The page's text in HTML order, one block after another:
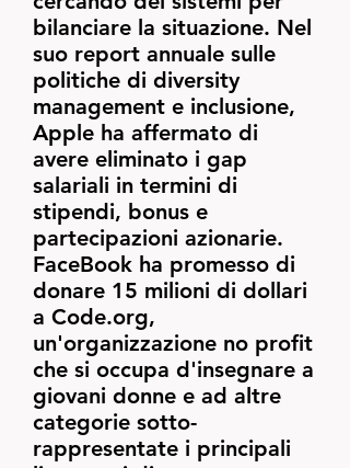
bilanciare la situazione. Nel
suo report annuale sulle
politiche di diversity
management e inclusione,
Apple ha affermato di
avere eliminato i gap
salariali in termini di
stipendi, bonus e
partecipazioni azionarie.
FaceBook ha promesso di
donare 15 milioni di dollari
a Code.org,
un'organizzazione no profit
che si occupa d'insegnare a
giovani donne e ad altre
categorie sotto-
rappresentate i principali